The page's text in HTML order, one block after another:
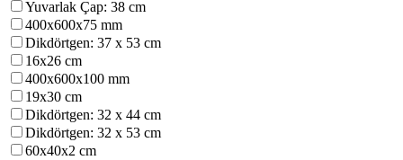
Yuvarlak Çap: 38 cm
400x600x75 mm
Dikdörtgen: 37 x 53 cm
16x26 cm
400x600x100 mm
19x30 cm
Dikdörtgen: 32 x 44 cm
Dikdörtgen: 32 x 53 cm
60x40x2 cm